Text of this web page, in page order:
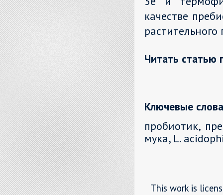
качестве
Читать статью
Ключевые
пробиотик,
мука, L.
This work is